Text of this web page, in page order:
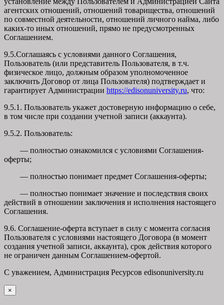
агентских отношений, отношений товарищества, отношений
по совместной деятельности, отношений личного найма, либо
каких-то иных отношений, прямо не предусмотренных
Соглашением.
9.5.Соглашаясь с условиями данного Соглашения,
Пользователь (или представитель Пользователя, в т.ч.
физическое лицо, должным образом уполномоченное
заключить Договор от лица Пользователя) подтверждает и
гарантирует Администрации https://edisonuniversity.ru, что:
9.5.1. Пользователь укажет достоверную информацию о себе,
в том числе при создании учетной записи (аккаунта).
9.5.2. Пользователь:
— полностью ознакомился с условиями Соглашения-
оферты;
— полностью понимает предмет Соглашения-оферты;
— полностью понимает значение и последствия своих
действий в отношении заключения и исполнения настоящего
Соглашения.
9.6. Соглашение-оферта вступает в силу с момента согласия
Пользователя с условиями настоящего Договора (в момент
создания учетной записи, аккаунта), срок действия которого
не ограничен данным Соглашением-офертой.
С уважением, Администрация Ресурсов edisonuniversity.ru
×
закрыть